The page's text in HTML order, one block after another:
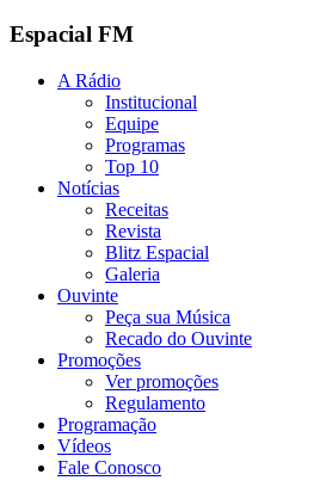
Espacial FM
A Rádio
Institucional
Equipe
Programas
Top 10
Notícias
Receitas
Revista
Blitz Espacial
Galeria
Ouvinte
Peça sua Música
Recado do Ouvinte
Promoções
Ver promoções
Regulamento
Programação
Vídeos
Fale Conosco